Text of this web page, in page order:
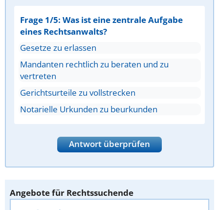
Frage 1/5: Was ist eine zentrale Aufgabe
eines Rechtsanwalts?
Gesetze zu erlassen
Mandanten rechtlich zu beraten und zu
vertreten
Gerichtsurteile zu vollstrecken
Notarielle Urkunden zu beurkunden
Antwort überprüfen
Angebote für Rechtssuchende